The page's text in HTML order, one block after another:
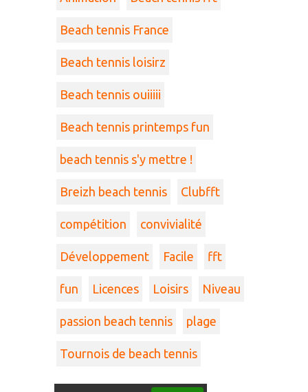
Beach tennis France
Beach tennis loisirz
Beach tennis ouiiiii
Beach tennis printemps fun
beach tennis s'y mettre !
Breizh beach tennis Clubfft
compétition convivialité
Développement Facile fft
fun Licences Loisirs Niveau
passion beach tennis plage
Tournois de beach tennis